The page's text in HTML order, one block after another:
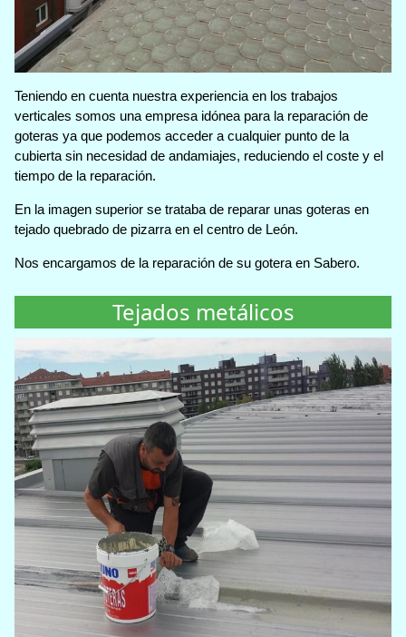
Teniendo en cuenta nuestra experiencia en los trabajos
verticales somos una empresa idónea para la reparación de
goteras ya que podemos acceder a cualquier punto de la
cubierta sin necesidad de andamiajes, reduciendo el coste y el
tiempo de la reparación.
En la imagen superior se trataba de reparar unas goteras en
tejado quebrado de pizarra en el centro de León.
Nos encargamos de la reparación de su gotera en Sabero.
Tejados metálicos